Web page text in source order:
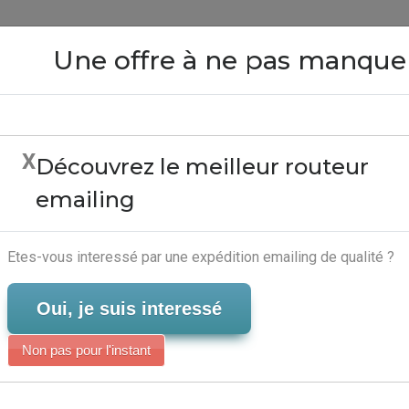
Mail Preference
Emailing
Serveur-Emailing
Close
Une offre à ne pas
XDécouvrez le meilleur routeur
emailing
Etes-vous interessé par une expédition emailing de qualité ?
Oui, je suis interessé
Non pas pour l'instant